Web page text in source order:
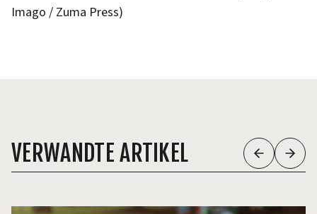
Imago / Zuma Press)
VERWANDTE ARTIKEL